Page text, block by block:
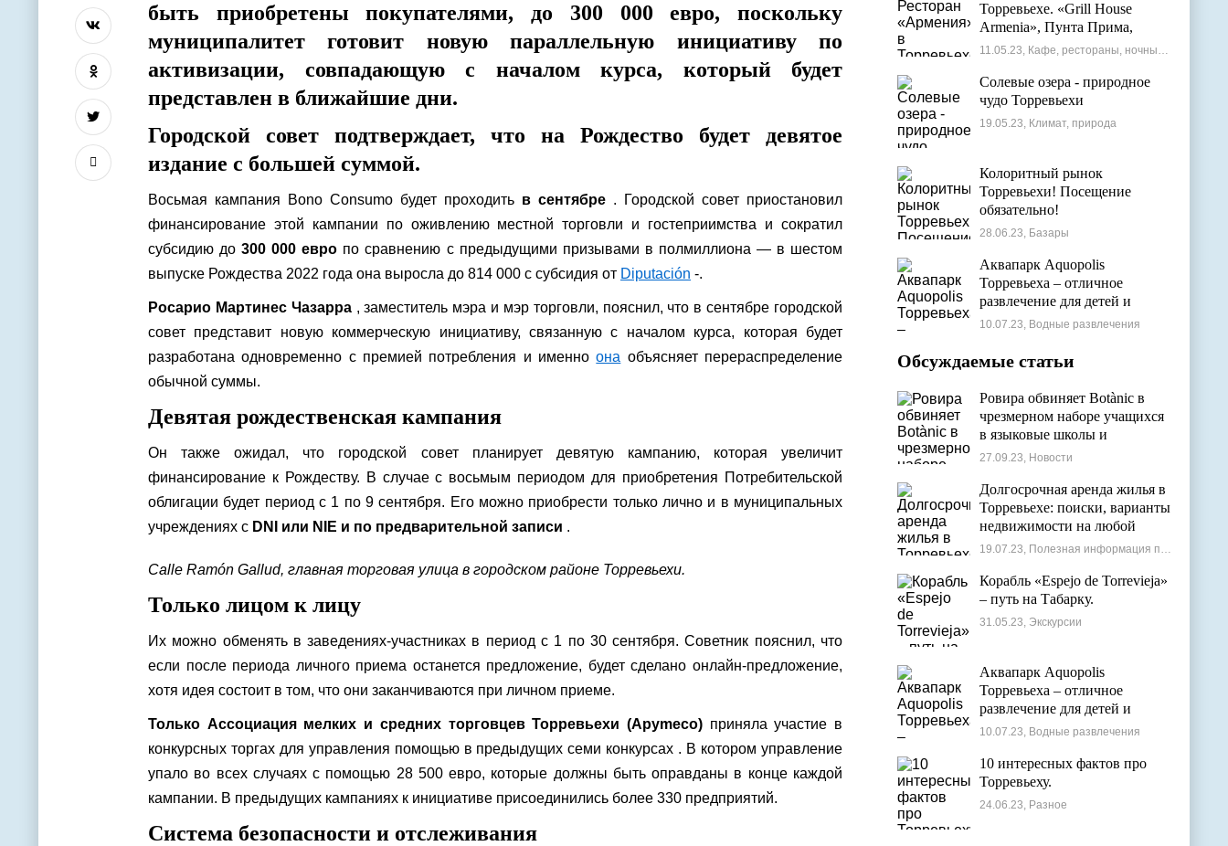
быть приобретены покупателями, до 300 000 евро, поскольку
муниципалитет готовит новую параллельную инициативу по
активизации, совпадающую с началом курса, который будет
представлен в ближайшие дни.
Городской совет подтверждает, что на Рождество будет девятое
издание с большей суммой.
Восьмая кампания Bono Consumo будет проходить в сентябре . Городской совет приостановил
финансирование этой кампании по оживлению местной торговли и гостеприимства и сократил
субсидию до300 000 евро по сравнению с предыдущими призывами в полмиллиона — в шестом
выпуске Рождества 2022 года она выросла до 814 000 с субсидия от Diputación -.
Росарио Мартинес Чазарра, заместитель мэра и мэр торговли, пояснил, что в сентябре городской
совет представит новую коммерческую инициативу, связанную с началом курса, которая будет
разработана одновременно с премией потребления и именноона объясняет перераспределение
обычной суммы.
Девятая рождественская кампания
Он также ожидал, что городской совет планирует девятую кампанию, которая увеличит
финансирование к Рождеству. В случае с восьмым периодом для приобретения Потребительской
облигации будет период с 1 по 9 сентября. Его можно приобрести только лично и в муниципальных
учреждениях с DNI или NIE и по предварительной записи .
Calle Ramón Gallud, главная торговая улица в городском районе Торревьехи.
Только лицом к лицу
Их можно обменять в заведениях-участниках в период с 1 по 30 сентября. Советник пояснил, что
если после периода личного приема останется предложение, будет сделано онлайн-предложение,
хотя идея состоит в том, что они заканчиваются при личном приеме.
Только Ассоциация мелких и средних торговцев Торревьехи (Apymeco)приняла участие в
конкурсных торгах для управления помощью в предыдущих семи конкурсах . В котором управление
упало во всех случаях с помощью 28 500 евро, которые должны быть оправданы в конце каждой
кампании. В предыдущих кампаниях к инициативе присоединились более 330 предприятий.
Система безопасности и отслеживания
Торревьехе. «Grill House
Armenia», Пунта Прима,
Испания
11.05.23, Кафе, рестораны, ночные клубы
Солевые озера - природное
чудо Торревьехи
19.05.23, Климат, природа
Колоритный рынок
Торревьехи! Посещение
обязательно!
28.06.23, Базары
Аквапарк Aquopolis
Торревьеха – отличное
развлечение для детей и
взрослых
10.07.23, Водные развлечения
Обсуждаемые статьи
Ровира обвиняет Botànic в
чрезмерном наборе учащихся
в языковые школы и
проблемах с ассигнованиями
27.09.23, Новости
Долгосрочная аренда жилья в
Торревьехе: поиски, варианты
недвижимости на любой
бюджет
19.07.23, Полезная информация по недвижимости
Корабль «Espejo de Torrevieja»
– путь на Табарку.
31.05.23, Экскурсии
Аквапарк Aquopolis
Торревьеха – отличное
развлечение для детей и
взрослых
10.07.23, Водные развлечения
10 интересных фактов про
Торревьеху.
24.06.23, Разное